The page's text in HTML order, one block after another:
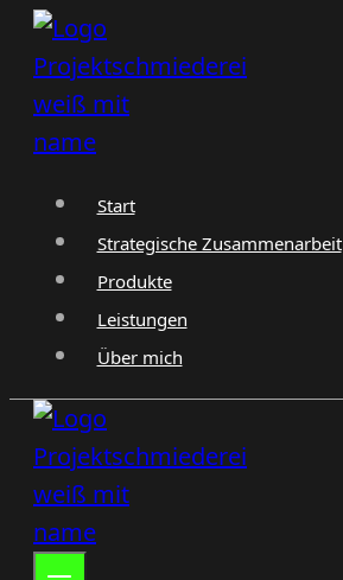
Zum
Inhalt
springen
Start
Strategische Zusammenarbeit
Produkte
Leistungen
Über mich